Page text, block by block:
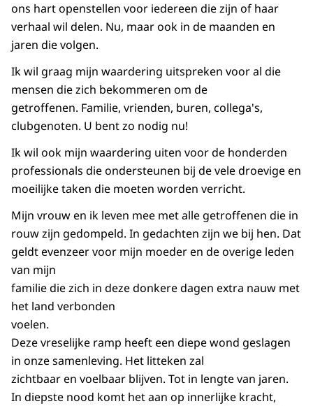
ons hart openstellen voor iedereen die zijn of haar
verhaal wil delen. Nu, maar ook in de maanden en
jaren die volgen.
Ik wil graag mijn waardering uitspreken voor al die
mensen die zich bekommeren om de
getroffenen. Familie, vrienden, buren, collega's,
clubgenoten. U bent zo nodig nu!
Ik wil ook mijn waardering uiten voor de honderden
professionals die ondersteunen bij de vele droevige en
moeilijke taken die moeten worden verricht.
Mijn vrouw en ik leven mee met alle getroffenen die in
rouw zijn gedompeld. In gedachten zijn we bij hen. Dat
geldt evenzeer voor mijn moeder en de overige leden
van mijn
familie die zich in deze donkere dagen extra nauw met
het land verbonden
voelen.
Deze vreselijke ramp heeft een diepe wond geslagen
in onze samenleving. Het litteken zal
zichtbaar en voelbaar blijven. Tot in lengte van jaren.
In diepste nood komt het aan op innerlijke kracht,